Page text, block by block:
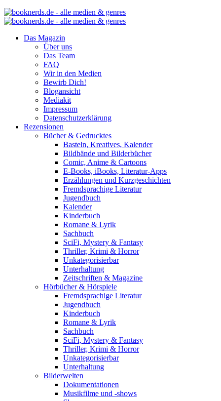
Das Magazin
Über uns
Das Team
FAQ
Wir in den Medien
Bewirb Dich!
Blogansicht
Mediakit
Impressum
Datenschutzerklärung
Rezensionen
Bücher & Gedrucktes
Basteln, Kreatives, Kalender
Bildbände und Bilderbücher
Comic, Anime & Cartoons
E-Books, iBooks, Literatur-Apps
Erzählungen und Kurzgeschichten
Fremdsprachige Literatur
Jugendbuch
Kalender
Kinderbuch
Romane & Lyrik
Sachbuch
SciFi, Mystery & Fantasy
Thriller, Krimi & Horror
Unkategorisierbar
Unterhaltung
Zeitschriften & Magazine
Hörbücher & Hörspiele
Fremdsprachige Literatur
Jugendbuch
Kinderbuch
Romane & Lyrik
Sachbuch
SciFi, Mystery & Fantasy
Thriller, Krimi & Horror
Unkategorisierbar
Unterhaltung
Bilderwelten
Dokumentationen
Musikfilme und -shows